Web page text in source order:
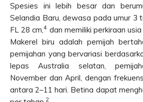
Spesies ini lebih besar dan
Selandia Baru, dewasa pada umur 3
FL 28 cm,4 dan memiliki perkiraan
Makerel biru adalah pemijah
pemijahan yang bervariasi
lepas Australia selatan,
November dan April, dengan
antara 2–11 hari. Betina dapat
2